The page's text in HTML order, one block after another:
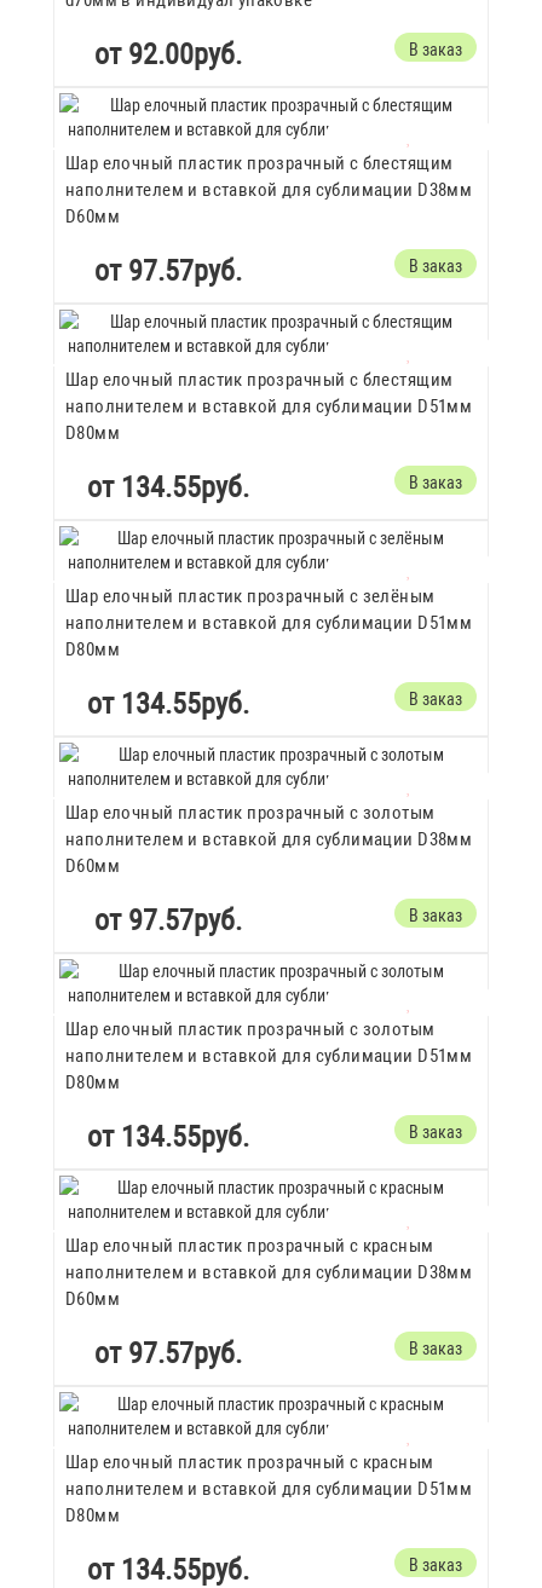
от 92.00руб. В заказ
Шар елочный пластик прозрачный с блестящим
наполнителем и вставкой для сублимации D38мм
D60мм
от 97.57руб. В заказ
Шар елочный пластик прозрачный с блестящим
наполнителем и вставкой для сублимации D51мм
D80мм
от 134.55руб. В заказ
Шар елочный пластик прозрачный с зелёным
наполнителем и вставкой для сублимации D51мм
D80мм
от 134.55руб. В заказ
Шар елочный пластик прозрачный с золотым
наполнителем и вставкой для сублимации D38мм
D60мм
от 97.57руб. В заказ
Шар елочный пластик прозрачный с золотым
наполнителем и вставкой для сублимации D51мм
D80мм
от 134.55руб. В заказ
Шар елочный пластик прозрачный с красным
наполнителем и вставкой для сублимации D38мм
D60мм
от 97.57руб. В заказ
Шар елочный пластик прозрачный с красным
наполнителем и вставкой для сублимации D51мм
D80мм
от 134.55руб. В заказ